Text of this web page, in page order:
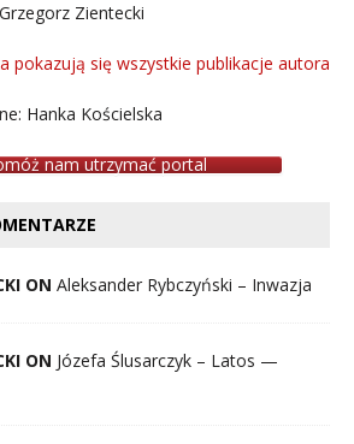
Grzegorz Zientecki
pokazują się wszystkie publikacje autora
Hanka Kościelska
nam utrzymać portal
ON Aleksander Rybczyński – Inwazja
ON Józefa Ślusarczyk – Latos —